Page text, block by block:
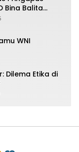
Bina Balita
2026
WNI
Dilema Etika di